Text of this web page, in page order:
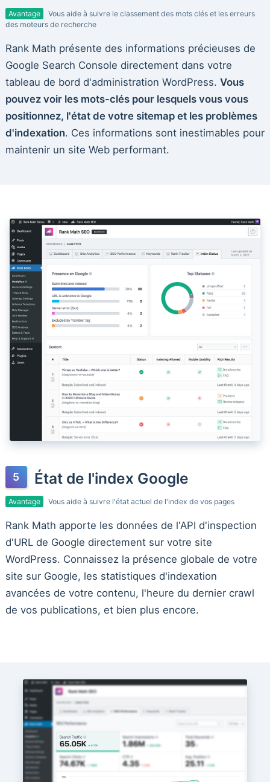
Avantage
Vous aide à suivre le classement des mots clés et les erreurs
des moteurs de recherche
Rank Math présente des informations précieuses de
Google Search Console directement dans votre
tableau de bord d'administration WordPress. Vous
pouvez voir les mots-clés pour lesquels vous vous
positionnez, l'état de votre sitemap et les problèmes
d'indexation. Ces informations sont inestimables pour
maintenir un site Web performant.
État de l'index Google
Avantage Vous aide à suivre l'état actuel de l'index de vos pages
Rank Math apporte les données de l'API d'inspection
d'URL de Google directement sur votre site
WordPress. Connaissez la présence globale de votre
site sur Google, les statistiques d'indexation
avancées de votre contenu, l'heure du dernier crawl
de vos publications, et bien plus encore.